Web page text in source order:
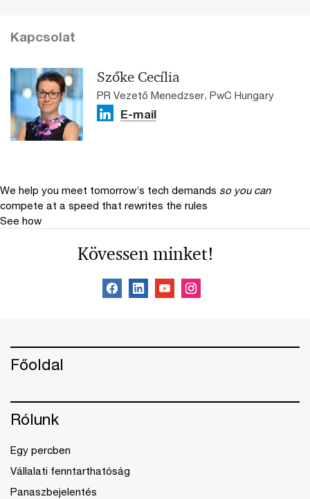
Kapcsolat
Szőke Cecília
PR Vezető Menedzser, PwC Hungary
E-mail
We help you meet tomorrow’s tech demands so you can
compete at a speed that rewrites the rules
See how
Kövessen minket!
Főoldal
Rólunk
Egy percben
Vállalati fenntarthatóság
Panaszbejelentés